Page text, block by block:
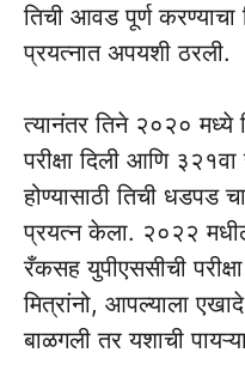
तिची आवड पूर्ण करण्याचा
प्रयत्नात अपयशी ठरली.
त्यानंतर तिने २०२० मध्ये
परीक्षा दिली आणि
होण्यासाठी तिची धडपड
प्रयत्न केला. २०२२ मधील
रँकसह युपीएससीची
मित्रांनो, आपल्याला
बाळगली तर यशाची